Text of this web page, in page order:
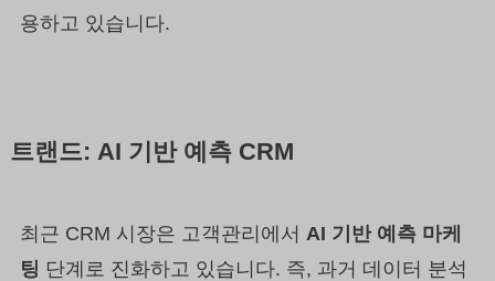
용하고 있습니다.
트랜드: AI 기반 예측 CRM
최근 CRM 시장은 고객관리에서 AI 기반 예측 마케
팅 단계로 진화하고 있습니다. 즉, 과거 데이터 분석